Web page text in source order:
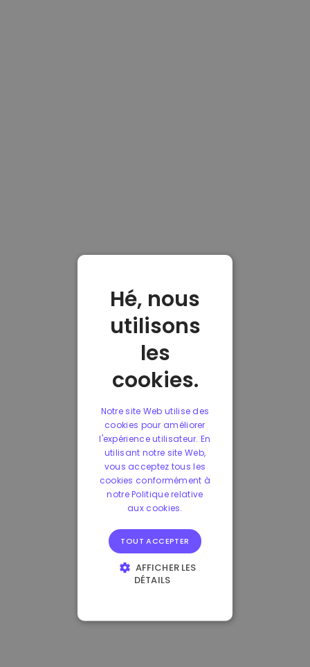
Hé, nous
utilisons
les
cookies.
Notre site Web utilise des
cookies pour améliorer
l'expérience utilisateur. En
utilisant notre site Web,
vous acceptez tous les
cookies conformément à
notre Politique relative
aux cookies.
TOUT ACCEPTER
AFFICHER LES
DÉTAILS